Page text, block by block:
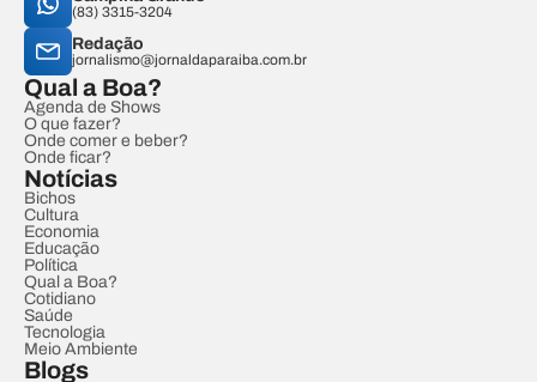
(83) 3315-3204
Redação
jornalismo@jornaldaparaiba.com.br
Qual a Boa?
Agenda de Shows
O que fazer?
Onde comer e beber?
Onde ficar?
Notícias
Bichos
Cultura
Economia
Educação
Política
Qual a Boa?
Cotidiano
Saúde
Tecnologia
Meio Ambiente
Blogs